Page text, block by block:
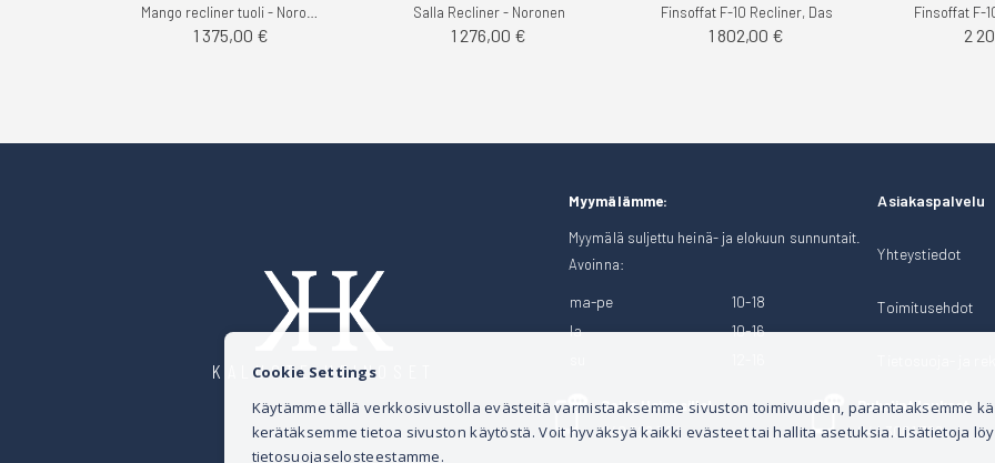
1 375,00 €
Salla Recliner - Noronen
1 276,00 €
Finsoffat F-10 Recliner, Das
1 802,00 € 2
Myymälämme:
Myymälä suljettu heinä- ja elokuun sunnuntait.
Avoinna:
ma-pe
10-18
la
10-16
Asiakaspalvelu
Yhteystiedot
Toimitusehdot
Soita Heinosille!
040 528 1124
Puhelintilaukset
044 3001 399
KALUSTE HEINOSET
Cookie Settings
Käytämme tällä verkkosivustolla evästeitä varmistaaksemme sivuston toimivuuden, parantaaksemme
kerätäksemme tietoa sivuston käytöstä. Voit hyväksyä kaikki evästeet tai hallita asetuksia. Lisätietoja
tietosuojaselosteestamme.